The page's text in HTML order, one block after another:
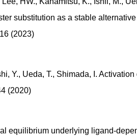
substitution as a stable
(2023)
Y., Ueda, T., Shimada, I.
(2020)
equilibrium underlying ligand-